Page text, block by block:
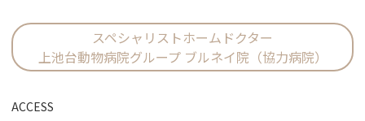
スペシャリストホームドクター
上池台動物病院グループ ブルネイ院（協力病院）
ACCESS